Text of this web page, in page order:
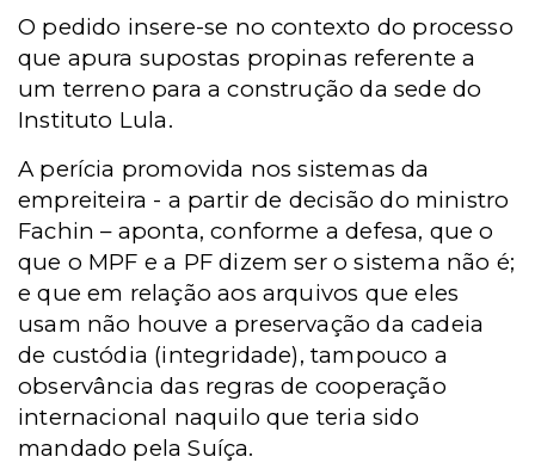
O pedido insere-se no contexto do processo
que apura supostas propinas referente a
um terreno para a construção da sede do
Instituto Lula.
A perícia promovida nos sistemas da
empreiteira - a partir de decisão do ministro
Fachin – aponta, conforme a defesa, que o
que o MPF e a PF dizem ser o sistema não é;
e que em relação aos arquivos que eles
usam não houve a preservação da cadeia
de custódia (integridade), tampouco a
observância das regras de cooperação
internacional naquilo que teria sido
mandado pela Suíça.